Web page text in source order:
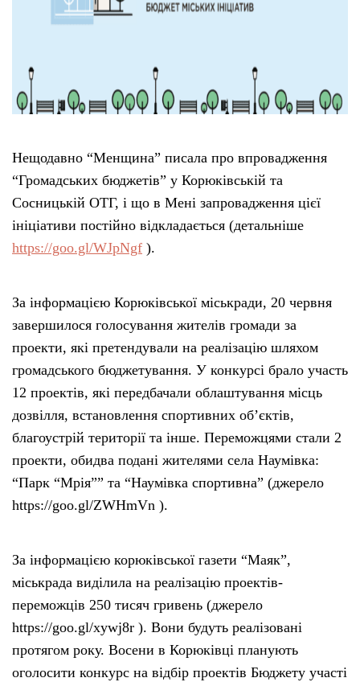
Нещодавно “Менщина” писала про впровадження
“Громадських бюджетів” у Корюківській та
Сосницькій ОТГ, і що в Мені запровадження цієї
ініціативи постійно відкладається (детальніше
https://goo.gl/WJpNgf ).
За інформацією Корюківської міськради, 20 червня
завершилося голосування жителів громади за
проекти, які претендували на реалізацію шляхом
громадського бюджетування. У конкурсі брало участь
12 проектів, які передбачали облаштування місць
дозвілля, встановлення спортивних об’єктів,
благоустрій території та інше. Переможцями стали 2
проекти, обидва подані жителями села Наумівка:
“Парк “Мрія”” та “Наумівка спортивна” (джерело
https://goo.gl/ZWHmVn ).
За інформацією корюківської газети “Маяк”,
міськрада виділила на реалізацію проектів-
переможців 250 тисяч гривень (джерело
https://goo.gl/xywj8r ). Вони будуть реалізовані
протягом року. Восени в Корюківці планують
оголосити конкурс на відбір проектів Бюджету участі